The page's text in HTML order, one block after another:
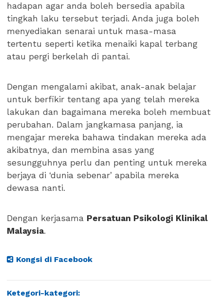
hadapan agar anda boleh bersedia apabila
tingkah laku tersebut terjadi. Anda juga boleh
menyediakan senarai untuk masa-masa
tertentu seperti ketika menaiki kapal terbang
atau pergi berkelah di pantai.
Dengan mengalami akibat, anak-anak belajar
untuk berfikir tentang apa yang telah mereka
lakukan dan bagaimana mereka boleh membuat
perubahan. Dalam jangkamasa panjang, ia
mengajar mereka bahawa tindakan mereka ada
akibatnya, dan membina asas yang
sesungguhnya perlu dan penting untuk mereka
berjaya di ‘dunia sebenar’ apabila mereka
dewasa nanti.
Dengan kerjasama Persatuan Psikologi Klinikal
Malaysia.
Kongsi di Facebook
Ketegori-kategori: